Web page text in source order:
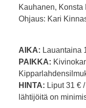
Kauhanen,
Ohjaus: Kari
AIKA: Lauantaina
PAIKKA:
HINTA: Liput 31 €
lähtijöitä on